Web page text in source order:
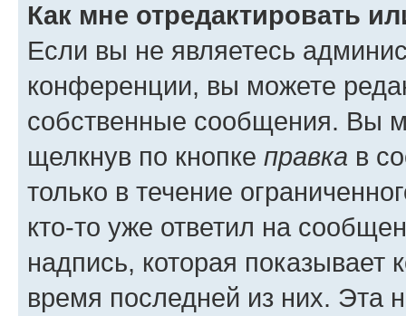
Как мне отредактировать
Если вы не являетесь
конференции, вы можете
собственные сообщения. Вы
щелкнув по кнопке правка в
только в течение
кто-то уже ответил на
надпись, которая показывает
время последней из них. Эта